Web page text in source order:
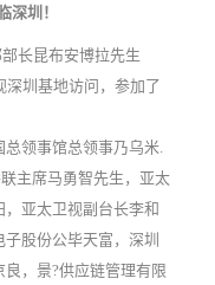
深圳！
长昆布安博拉先生
深圳基地访问，参加了
领事馆总领事乃乌米.
主席马勇智先生，亚太
亚太卫视副台长李和
股份公毕天富，深圳
，景?供应链管理有限